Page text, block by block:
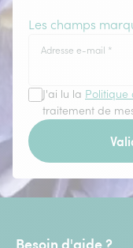
Les champs
Adresse e-mail *
J'ai lu la Politique
traitement de
Besoin d'aide ?